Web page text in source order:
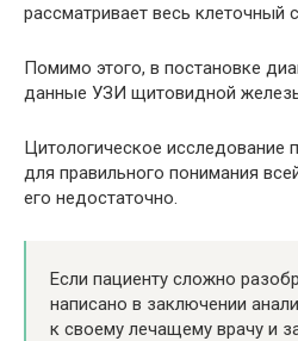
рассматривает весь клеточный
Помимо этого, в постановке
данные УЗИ щитовидной
Цитологическое исследование
для правильного понимания
его недостаточно.
Если пациенту сложно
написано в заключении
к своему лечащему врачу и